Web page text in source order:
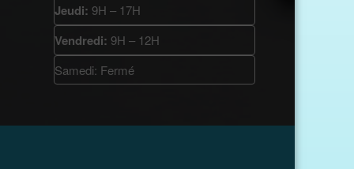
Jeudi: 9H – 17H
Vendredi: 9H – 12H
Samedi: Fermé